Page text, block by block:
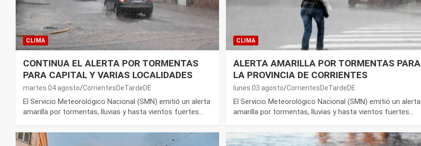
CLIMA
CONTINUA EL ALERTA POR TORMENTAS
PARA CAPITAL Y VARIAS LOCALIDADES
martes 04 agosto CorrientesDeTardeDE
El Servicio Meteorológico Nacional (SMN) emitió un alerta
amarilla por tormentas, lluvias y hasta vientos fuertes…
CLIMA
ALERTA AMARILLA POR TORMENTAS PARA
LA PROVINCIA DE CORRIENTES
lunes 03 agosto CorrientesDeTardeDE
El Servicio Meteorológico Nacional (SMN) emitió un alerta
amarilla por tormentas, lluvias y hasta vientos fuertes…